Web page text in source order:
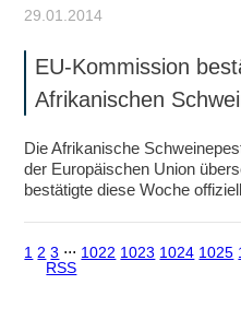
29.01.2014
EU-Kommission
Afrikanischen
Die Afrikanische
der Europäischen Union
bestätigte diese Woche
1 2 3 ⋅⋅⋅ 1022 1023 1024 1025
RSS